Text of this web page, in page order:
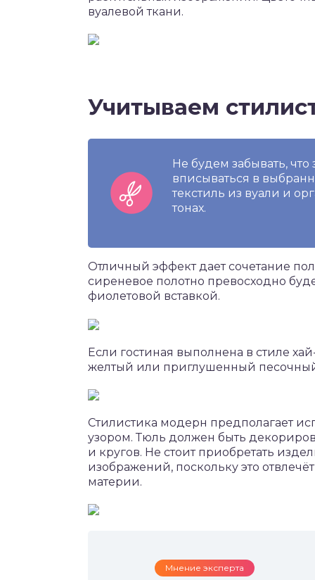
вуалевой ткани.
Учитываем
Не будем забывать,
вписываться в
текстиль из вуали и
тонах.
Отличный эффект дает сочетание
сиреневое полотно превосходно
фиолетовой вставкой.
Если гостиная выполнена в стиле
желтый или приглушенный
Стилистика модерн предполагает
узором. Тюль должен быть
и кругов. Не стоит приобретать
изображений, поскольку это
материи.
Мнение эксперта